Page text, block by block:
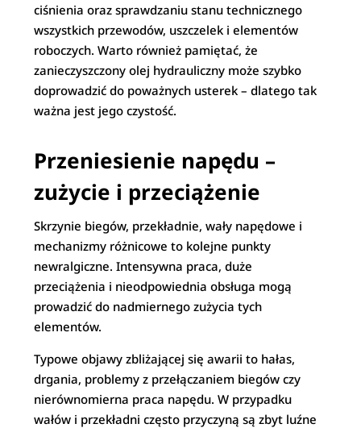
ciśnienia oraz sprawdzaniu stanu technicznego
wszystkich przewodów, uszczelek i elementów
roboczych. Warto również pamiętać, że
zanieczyszczony olej hydrauliczny może szybko
doprowadzić do poważnych usterek – dlatego tak
ważna jest jego czystość.
Przeniesienie napędu –
zużycie i przeciążenie
Skrzynie biegów, przekładnie, wały napędowe i
mechanizmy różnicowe to kolejne punkty
newralgiczne. Intensywna praca, duże
przeciążenia i nieodpowiednia obsługa mogą
prowadzić do nadmiernego zużycia tych
elementów.
Typowe objawy zbliżającej się awarii to hałas,
drgania, problemy z przełączaniem biegów czy
nierównomierna praca napędu. W przypadku
wałów i przekładni często przyczyną są zbyt luźne